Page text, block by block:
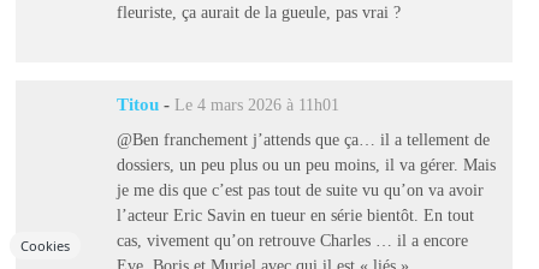
fleuriste, ça aurait de la gueule, pas vrai ?
Titou - Le 4 mars 2026 à 11h01
@Ben franchement j’attends que ça… il a tellement de
dossiers, un peu plus ou un peu moins, il va gérer. Mais
je me dis que c’est pas tout de suite vu qu’on va avoir
l’acteur Eric Savin en tueur en série bientôt. En tout
cas, vivement qu’on retrouve Charles … il a encore
Cookies